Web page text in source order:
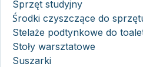
Sprzęt studyjny
Środki czyszczące do
Stelaże podtynkowe do
Stoły warsztatowe
Suszarki